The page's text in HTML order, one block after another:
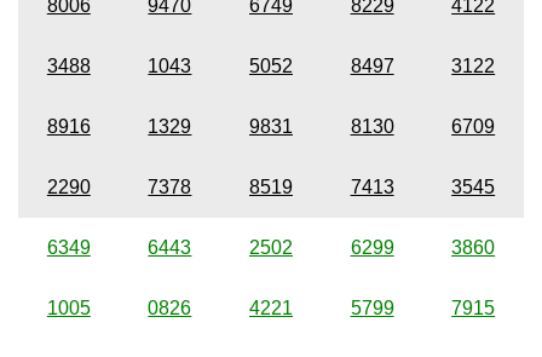
8006 9470 6749 8229 4122
3488 1043 5052 8497 3122
8916 1329 9831 8130 6709
2290 7378 8519 7413 3545
6349 6443 2502 6299 3860
1005 0826 4221 5799 7915